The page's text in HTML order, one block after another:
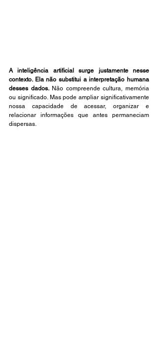
A inteligência artificial surge justamente nesse
contexto. Ela não substitui a interpretação humana
desses dados. Não compreende cultura, memória
ou significado. Mas pode ampliar significativamente
nossa capacidade de acessar, organizar e
relacionar informações que antes permaneciam
dispersas.